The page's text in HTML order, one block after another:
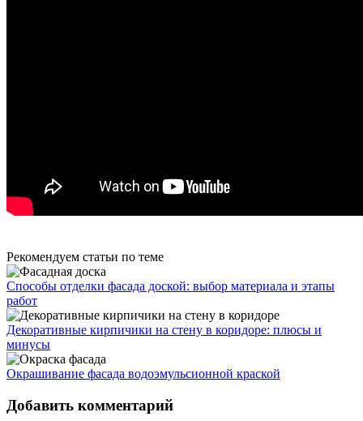
Рекомендуем статьи по теме
Способы отделки фасада доской: выбор материала и этапы
работ
Декоративные кирпичики на стену в коридоре: плюсы и
минусы
Окрашивание фасада водоэмульсионной краской
Добавить комментарий